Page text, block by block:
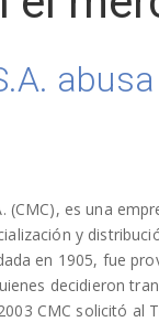
(CMC), es una
y
en 1905, fue
decidieron
CMC solicitó al